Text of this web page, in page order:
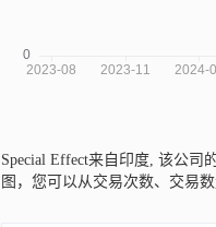
Special Effect来自印度, 该公司
图，您可以从交易次数、交易